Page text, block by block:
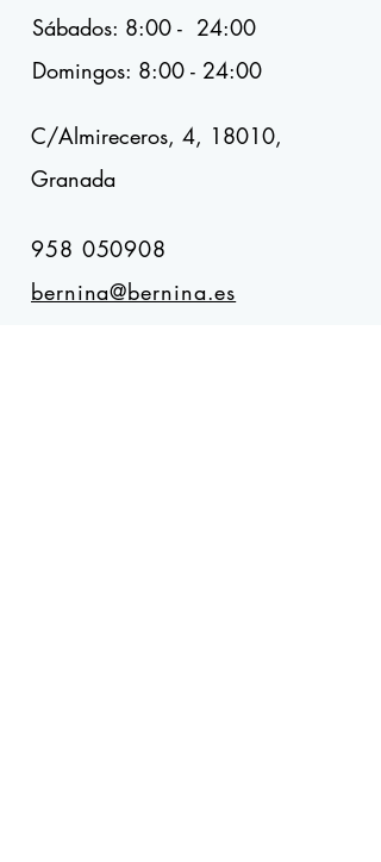
Sábados: 8:00 - 24:00
Domingos: 8:00 - 24:00
C/Almireceros, 4, 18010,
Granada
958 050908
bernina@bernina.es